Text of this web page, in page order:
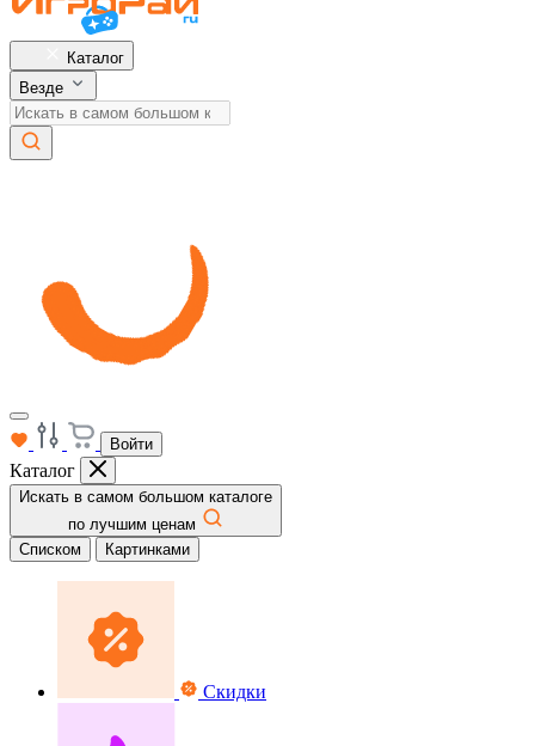
Каталог
Везде
Войти
Каталог
Искать в самом большом каталоге
по лучшим ценам
Списком
Картинками
Скидки